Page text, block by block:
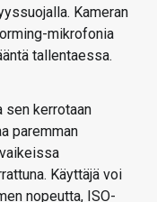
Kameran
mikrofonia
tallentaessa.
sen kerrotaan
paremman
Käyttäjä voi
nopeutta, ISO-